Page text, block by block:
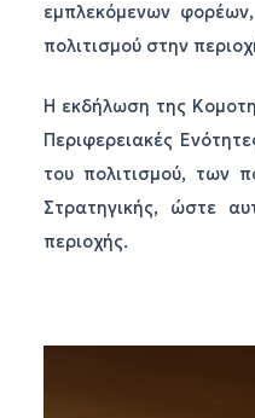
εμπλεκόμενων
πολιτισμού στην
Η εκδήλωση της
Περιφερειακές
του πολιτισμού, των
Στρατηγικής, ώστε
περιοχής.